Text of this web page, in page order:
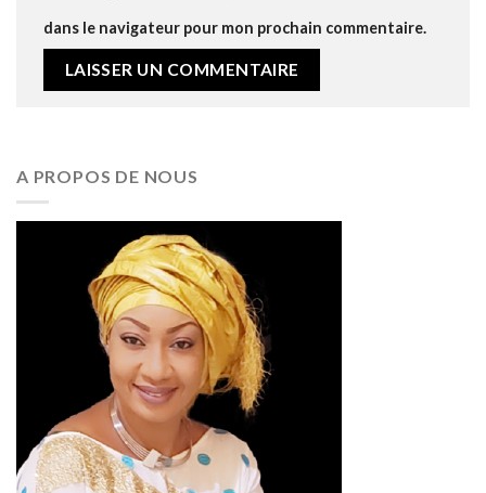
dans le navigateur pour mon prochain commentaire.
A PROPOS DE NOUS